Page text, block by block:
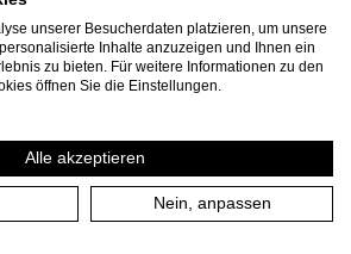
unserer Besucherdaten platzieren, um unsere
Inhalte anzuzeigen und Ihnen ein
zu bieten. Für weitere Informationen zu den
öffnen Sie die Einstellungen.
Alle akzeptieren
Nein, anpassen